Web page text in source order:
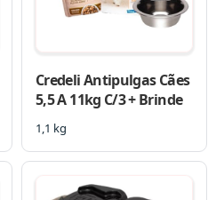
Credeli Antipulgas Cães
5,5 A 11kg C/3 + Brinde
1,1 kg